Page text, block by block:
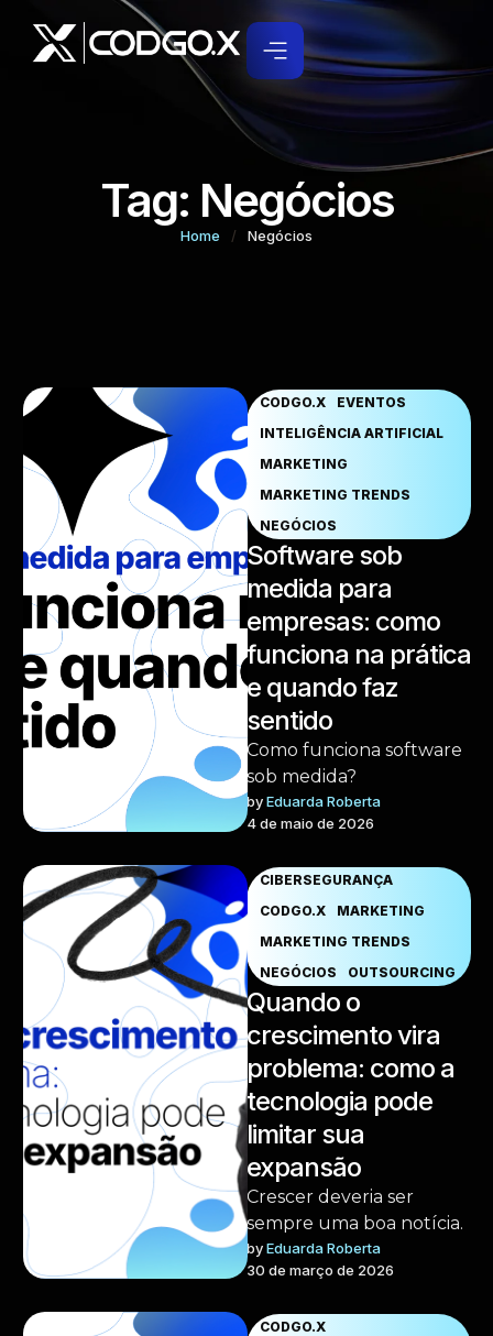
Tag: Negócios
Home / Negócios
CODGO.X
EVENTOS
INTELIGÊNCIA ARTIFICIAL
MARKETING
MARKETING TRENDS
NEGÓCIOS
Software sob
medida para
empresas: como
funciona na prática
e quando faz
sentido
Como funciona software
sob medida?
by Eduarda Roberta
4 de maio de 2026
CIBERSEGURANÇA
CODGO.X
MARKETING
MARKETING TRENDS
NEGÓCIOS
OUTSOURCING
Quando o
crescimento vira
problema: como a
tecnologia pode
limitar sua
expansão
Crescer deveria ser
sempre uma boa notícia.
by Eduarda Roberta
30 de março de 2026
CODGO.X